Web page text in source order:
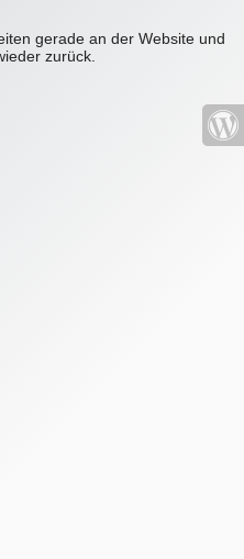
gerade an der Website und
zurück.